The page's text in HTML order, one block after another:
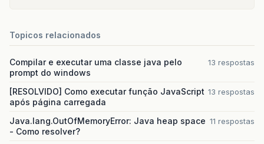
Topicos relacionados
Compilar e executar uma classe java pelo
prompt do windows
13 respostas
[RESOLVIDO] Como executar função JavaScript
após página carregada
13 respostas
Java.lang.OutOfMemoryError: Java heap space
- Como resolver?
11 respostas